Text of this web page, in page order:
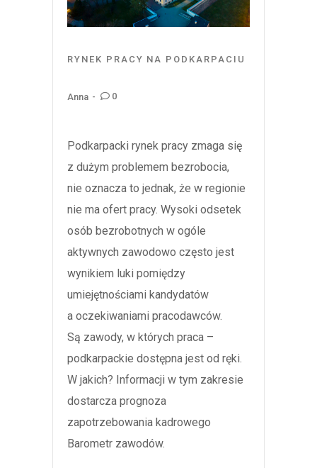
RYNEK PRACY NA PODKARPACIU
Anna 0
Podkarpacki rynek pracy zmaga się
z dużym problemem bezrobocia,
nie oznacza to jednak, że w regionie
nie ma ofert pracy. Wysoki odsetek
osób bezrobotnych w ogóle
aktywnych zawodowo często jest
wynikiem luki pomiędzy
umiejętnościami kandydatów
a oczekiwaniami pracodawców.
Są zawody, w których praca –
podkarpackie dostępna jest od ręki.
W jakich? Informacji w tym zakresie
dostarcza prognoza
zapotrzebowania kadrowego
Barometr zawodów.